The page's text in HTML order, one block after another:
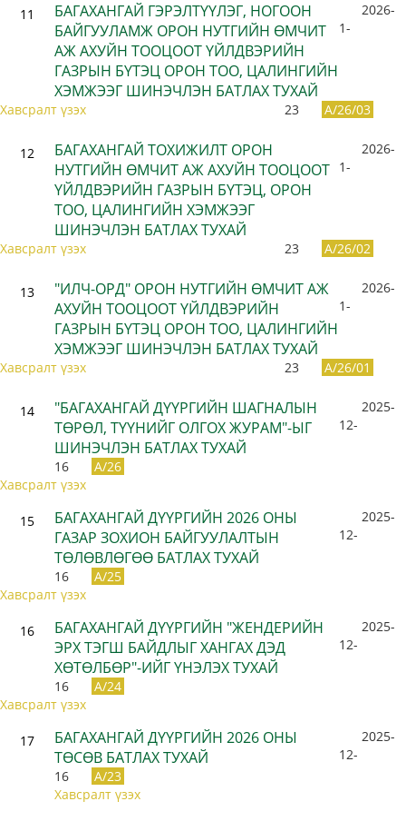
11
БАГАХАНГАЙ ГЭРЭЛТҮҮЛЭГ, НОГООН
БАЙГУУЛАМЖ ОРОН НУТГИЙН ӨМЧИТ
АЖ АХУЙН ТООЦООТ ҮЙЛДВЭРИЙН
ГАЗРЫН БҮТЭЦ ОРОН ТОО, ЦАЛИНГИЙН
ХЭМЖЭЭГ ШИНЭЧЛЭН БАТЛАХ ТУХАЙ
2026-
1-
23 A/26/03
Хавсралт үзэх
12
БАГАХАНГАЙ ТОХИЖИЛТ ОРОН
НУТГИЙН ӨМЧИТ АЖ АХУЙН ТООЦООТ
ҮЙЛДВЭРИЙН ГАЗРЫН БҮТЭЦ, ОРОН
ТОО, ЦАЛИНГИЙН ХЭМЖЭЭГ
ШИНЭЧЛЭН БАТЛАХ ТУХАЙ
2026-
1-
23 A/26/02
Хавсралт үзэх
13
"ИЛЧ-ОРД" ОРОН НУТГИЙН ӨМЧИТ АЖ
АХУЙН ТООЦООТ ҮЙЛДВЭРИЙН
ГАЗРЫН БҮТЭЦ ОРОН ТОО, ЦАЛИНГИЙН
ХЭМЖЭЭГ ШИНЭЧЛЭН БАТЛАХ ТУХАЙ
2026-
1-
23 A/26/01
Хавсралт үзэх
14
"БАГАХАНГАЙ ДҮҮРГИЙН ШАГНАЛЫН
ТӨРӨЛ, ТҮҮНИЙГ ОЛГОХ ЖУРАМ"-ЫГ
ШИНЭЧЛЭН БАТЛАХ ТУХАЙ
2025-
12-
16
A/26
Хавсралт үзэх
15
БАГАХАНГАЙ ДҮҮРГИЙН 2026 ОНЫ
ГАЗАР ЗОХИОН БАЙГУУЛАЛТЫН
ТӨЛӨВЛӨГӨӨ БАТЛАХ ТУХАЙ
2025-
12-
16
A/25
Хавсралт үзэх
16
БАГАХАНГАЙ ДҮҮРГИЙН "ЖЕНДЕРИЙН
ЭРХ ТЭГШ БАЙДЛЫГ ХАНГАХ ДЭД
ХӨТӨЛБӨР"-ИЙГ ҮНЭЛЭХ ТУХАЙ
2025-
12-
16
A/24
Хавсралт үзэх
17
БАГАХАНГАЙ ДҮҮРГИЙН 2026 ОНЫ
ТӨСӨВ БАТЛАХ ТУХАЙ
2025-
12-
16
A/23
Хавсралт үзэх